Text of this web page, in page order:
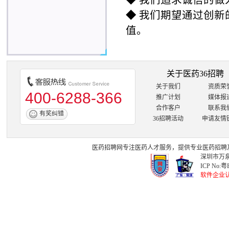
◆ 我们期望通过创新
值。
400-6288-366
有奖纠错
关于医药36招聘
关于我们
资质荣
推广计划
媒体报
合作客户
联系我
36招聘活动
申请友情
医药招聘网专注医药人才服务，提供专业医药招聘
深圳市万
ICP No:粤
软件企业